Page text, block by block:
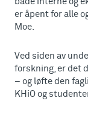
er åpent for alle
Moe.
Ved siden av
forskning, er det
– og løfte den
KHiO og